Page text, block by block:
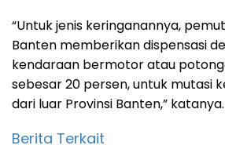
“Untuk jenis keringanannya,
Banten memberikan dispensasi
kendaraan bermotor atau
sebesar 20 persen, untuk mutasi
dari luar Provinsi Banten,” katanya.
Berita Terkait